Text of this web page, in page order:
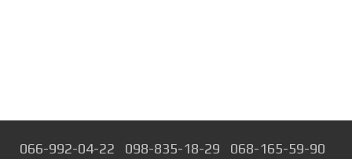
066-992-04-22 098-835-18-29 068-165-59-90